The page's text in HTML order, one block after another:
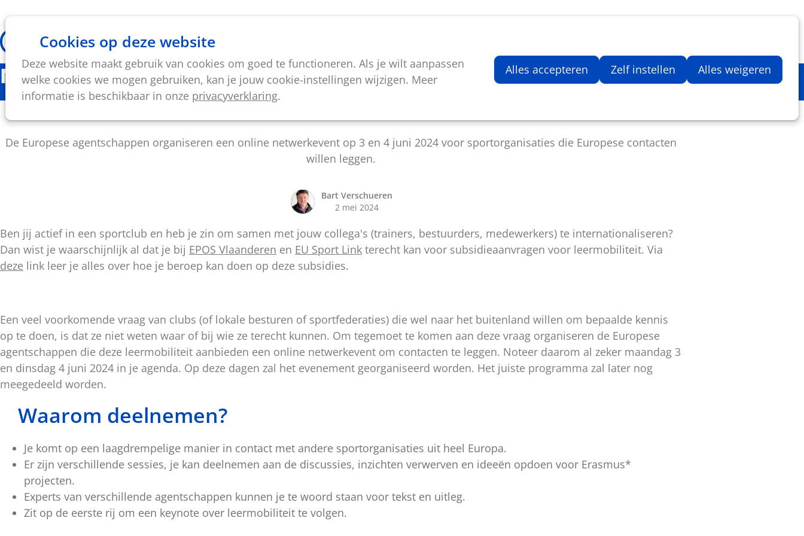
Cookies op deze website
Deze website maakt gebruik van cookies om goed te functioneren. Als je wilt aanpassen
welke cookies we mogen gebruiken, kan je jouw cookie-instellingen wijzigen. Meer
informatie is beschikbaar in onze privacyverklaring.
Alles accepteren Zelf instellen Alles weigeren
Thema's Vorming & activiteiten
Aantal artikelen in
Nieuws
Online netwerkevent voor sportorganisaties die Europese contacten willen leggen
De Europese agentschappen organiseren een online netwerkevent op 3 en 4 juni 2024 voor sportorganisaties die Europese contacten
willen leggen.
Bart Verschueren
2 mei 2024
Ben jij actief in een sportclub en heb je zin om samen met jouw collega's (trainers, bestuurders, medewerkers) te internationaliseren?
Dan wist je waarschijnlijk al dat je bij EPOS Vlaanderen en EU Sport Link terecht kan voor subsidieaanvragen voor leermobiliteit. Via
deze link leer je alles over hoe je beroep kan doen op deze subsidies.
Een veel voorkomende vraag van clubs (of lokale besturen of sportfederaties) die wel naar het buitenland willen om bepaalde kennis
op te doen, is dat ze niet weten waar of bij wie ze terecht kunnen. Om tegemoet te komen aan deze vraag organiseren de Europese
agentschappen die deze leermobiliteit aanbieden een online netwerkevent om contacten te leggen. Noteer daarom al zeker maandag 3
en dinsdag 4 juni 2024 in je agenda. Op deze dagen zal het evenement georganiseerd worden. Het juiste programma zal later nog
meegedeeld worden.
Waarom deelnemen?
Je komt op een laagdrempelige manier in contact met andere sportorganisaties uit heel Europa.
Er zijn verschillende sessies, je kan deelnemen aan de discussies, inzichten verwerven en ideeën opdoen voor Erasmus*
projecten.
Experts van verschillende agentschappen kunnen je te woord staan voor tekst en uitleg.
Zit op de eerste rij om een keynote over leermobiliteit te volgen.
Deel
dit
bericht